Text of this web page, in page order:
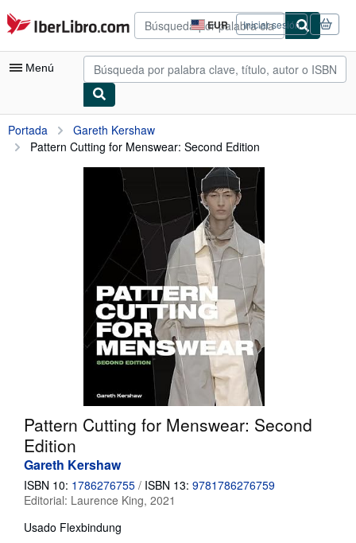
Pasar al contenido principal
IberLibro.com EUR
Preferencias
de
compra
del
Iniciar sesión
Menú
Mi cuenta
Consultar mis pedidos
Arte y coleccionismo
Comenzar a vender
CERRAR
Portada
Gareth Kershaw
Pattern Cutting for Menswear: Second Edition
Pattern Cutting for Menswear: Second
Edition
Gareth Kershaw
ISBN 10: 1786276755 / ISBN 13: 9781786276759
Editorial: Laurence King, 2021
Usado Flexbindung